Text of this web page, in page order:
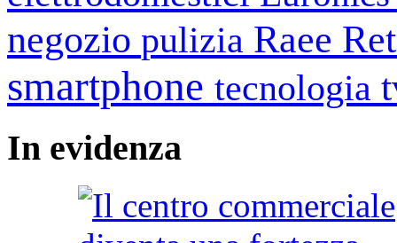
negozio pulizia Raee
smartphone tecnologia
In evidenza